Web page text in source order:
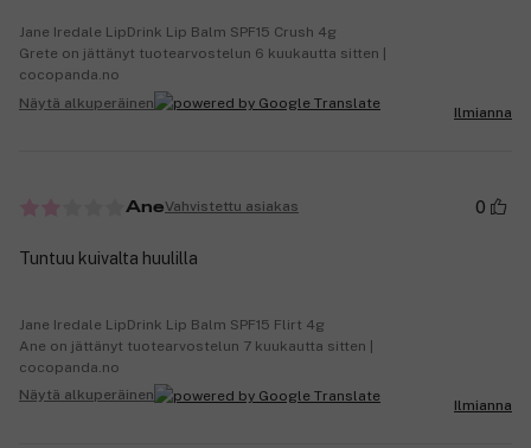
Jane Iredale LipDrink Lip Balm SPF15 Crush 4g
Grete on jättänyt tuotearvostelun 6 kuukautta sitten |
cocopanda.no
Näytä alkuperäinen
Ilmianna
AneVahvistettu asiakas 0
Tuntuu kuivalta huulilla
Jane Iredale LipDrink Lip Balm SPF15 Flirt 4g
Ane on jättänyt tuotearvostelun 7 kuukautta sitten |
cocopanda.no
Näytä alkuperäinen
Ilmianna